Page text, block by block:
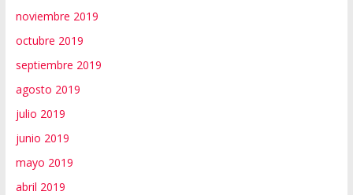
noviembre 2019
octubre 2019
septiembre 2019
agosto 2019
julio 2019
junio 2019
mayo 2019
abril 2019